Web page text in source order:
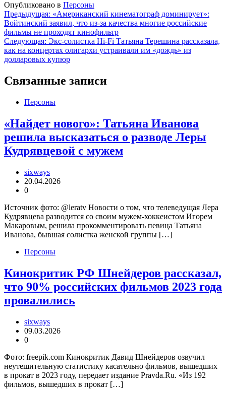
Опубликовано в Персоны
Навигация
по
записям
Предыдущая: «Американский кинематограф доминирует»:
Войтинский заявил, что из-за качества многие российские
фильмы не проходят кинофильтр
Следующая: Экс-солистка Hi-Fi Татьяна Терешина рассказала,
как на концертах олигархи устраивали им «дождь» из
долларовых купюр
Связанные записи
Персоны
«Найдет нового»: Татьяна Иванова
решила высказаться о разводе Леры
Кудрявцевой с мужем
sixways
20.04.2026
0
Источник фото: @leratv Новости о том, что телеведущая Лера
Кудрявцева разводится со своим мужем-хоккеистом Игорем
Макаровым, решила прокомментировать певица Татьяна
Иванова, бывшая солистка женской группы […]
Персоны
Кинокритик РФ Шнейдеров рассказал,
что 90% российских фильмов 2023 года
провалились
sixways
09.03.2026
0
Фото: freepik.com Кинокритик Давид Шнейдеров озвучил
неутешительную статистику касательно фильмов, вышедших
в прокат в 2023 году, передает издание Pravda.Ru. «Из 192
фильмов, вышедших в прокат […]